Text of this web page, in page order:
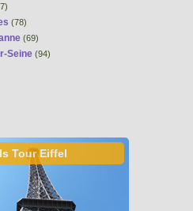
(78)
(69)
Seine (94)
Tour Eiffel